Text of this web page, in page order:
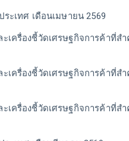
ะเทศ เดือนเมษายน 2569
เครื่องชี้วัดเศรษฐกิจการค้าที่ส
เครื่องชี้วัดเศรษฐกิจการค้าที่ส
เครื่องชี้วัดเศรษฐกิจการค้าที่